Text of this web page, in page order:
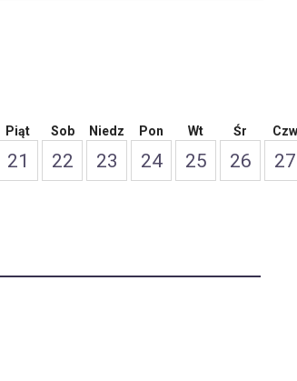
Piąt
21
Sob
22
Niedz
23
Pon
24
Wt
25
Śr
26
Czw
27